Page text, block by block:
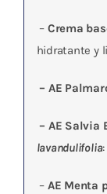
– Crema
hidratante y
– AE
– AE Salvia
lavandulifolia
– AE Menta